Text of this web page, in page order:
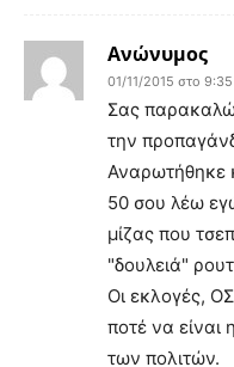
Ανώνυμος
01/11/2015 στο
Σας
την
Αναρωτήθηκε
50 σου λέω
μίζας που
"δουλειά"
Οι εκλογές,
ποτέ να
των πολιτών.